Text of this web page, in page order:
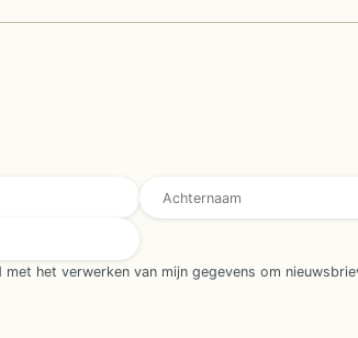
met het verwerken van mijn gegevens om